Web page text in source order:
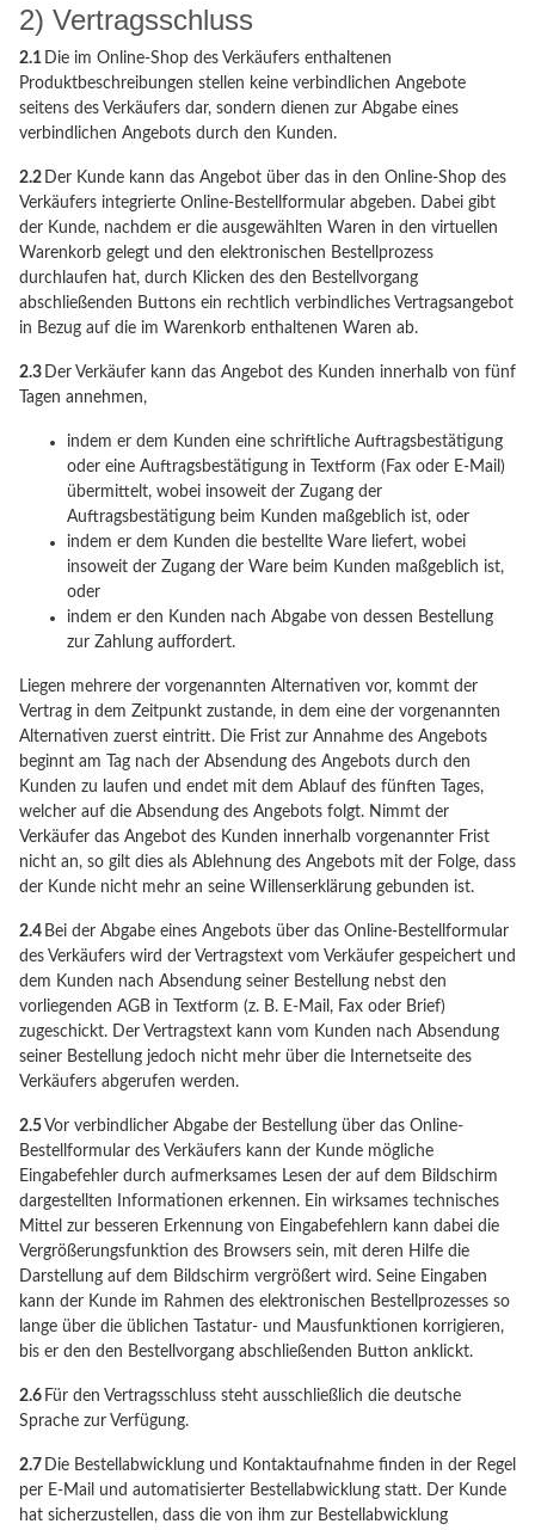
2) Vertragsschluss
2.1 Die im Online-Shop des Verkäufers enthaltenen
Produktbeschreibungen stellen keine verbindlichen Angebote
seitens des Verkäufers dar, sondern dienen zur Abgabe eines
verbindlichen Angebots durch den Kunden.
2.2 Der Kunde kann das Angebot über das in den Online-Shop des
Verkäufers integrierte Online-Bestellformular abgeben. Dabei gibt
der Kunde, nachdem er die ausgewählten Waren in den virtuellen
Warenkorb gelegt und den elektronischen Bestellprozess
durchlaufen hat, durch Klicken des den Bestellvorgang
abschließenden Buttons ein rechtlich verbindliches Vertragsangebot
in Bezug auf die im Warenkorb enthaltenen Waren ab.
2.3 Der Verkäufer kann das Angebot des Kunden innerhalb von fünf
Tagen annehmen,
indem er dem Kunden eine schriftliche Auftragsbestätigung
oder eine Auftragsbestätigung in Textform (Fax oder E-Mail)
übermittelt, wobei insoweit der Zugang der
Auftragsbestätigung beim Kunden maßgeblich ist, oder
indem er dem Kunden die bestellte Ware liefert, wobei
insoweit der Zugang der Ware beim Kunden maßgeblich ist,
oder
indem er den Kunden nach Abgabe von dessen Bestellung
zur Zahlung auffordert.
Liegen mehrere der vorgenannten Alternativen vor, kommt der
Vertrag in dem Zeitpunkt zustande, in dem eine der vorgenannten
Alternativen zuerst eintritt. Die Frist zur Annahme des Angebots
beginnt am Tag nach der Absendung des Angebots durch den
Kunden zu laufen und endet mit dem Ablauf des fünften Tages,
welcher auf die Absendung des Angebots folgt. Nimmt der
Verkäufer das Angebot des Kunden innerhalb vorgenannter Frist
nicht an, so gilt dies als Ablehnung des Angebots mit der Folge, dass
der Kunde nicht mehr an seine Willenserklärung gebunden ist.
2.4 Bei der Abgabe eines Angebots über das Online-Bestellformular
des Verkäufers wird der Vertragstext vom Verkäufer gespeichert und
dem Kunden nach Absendung seiner Bestellung nebst den
vorliegenden AGB in Textform (z. B. E-Mail, Fax oder Brief)
zugeschickt. Der Vertragstext kann vom Kunden nach Absendung
seiner Bestellung jedoch nicht mehr über die Internetseite des
Verkäufers abgerufen werden.
2.5Vor verbindlicher Abgabe der Bestellung über das Online-
Bestellformular des Verkäufers kann der Kunde mögliche
Eingabefehler durch aufmerksames Lesen der auf dem Bildschirm
dargestellten Informationen erkennen. Ein wirksames technisches
Mittel zur besseren Erkennung von Eingabefehlern kann dabei die
Vergrößerungsfunktion des Browsers sein, mit deren Hilfe die
Darstellung auf dem Bildschirm vergrößert wird. Seine Eingaben
kann der Kunde im Rahmen des elektronischen Bestellprozesses so
lange über die üblichen Tastatur- und Mausfunktionen korrigieren,
bis er den den Bestellvorgang abschließenden Button anklickt.
2.6 Für den Vertragsschluss steht ausschließlich die deutsche
Sprache zur Verfügung.
2.7 Die Bestellabwicklung und Kontaktaufnahme finden in der Regel
per E-Mail und automatisierter Bestellabwicklung statt. Der Kunde
hat sicherzustellen, dass die von ihm zur Bestellabwicklung